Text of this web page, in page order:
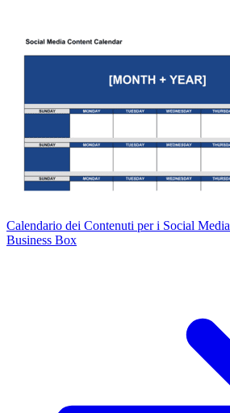
Calendario dei Contenuti per i Social Media
Business Box